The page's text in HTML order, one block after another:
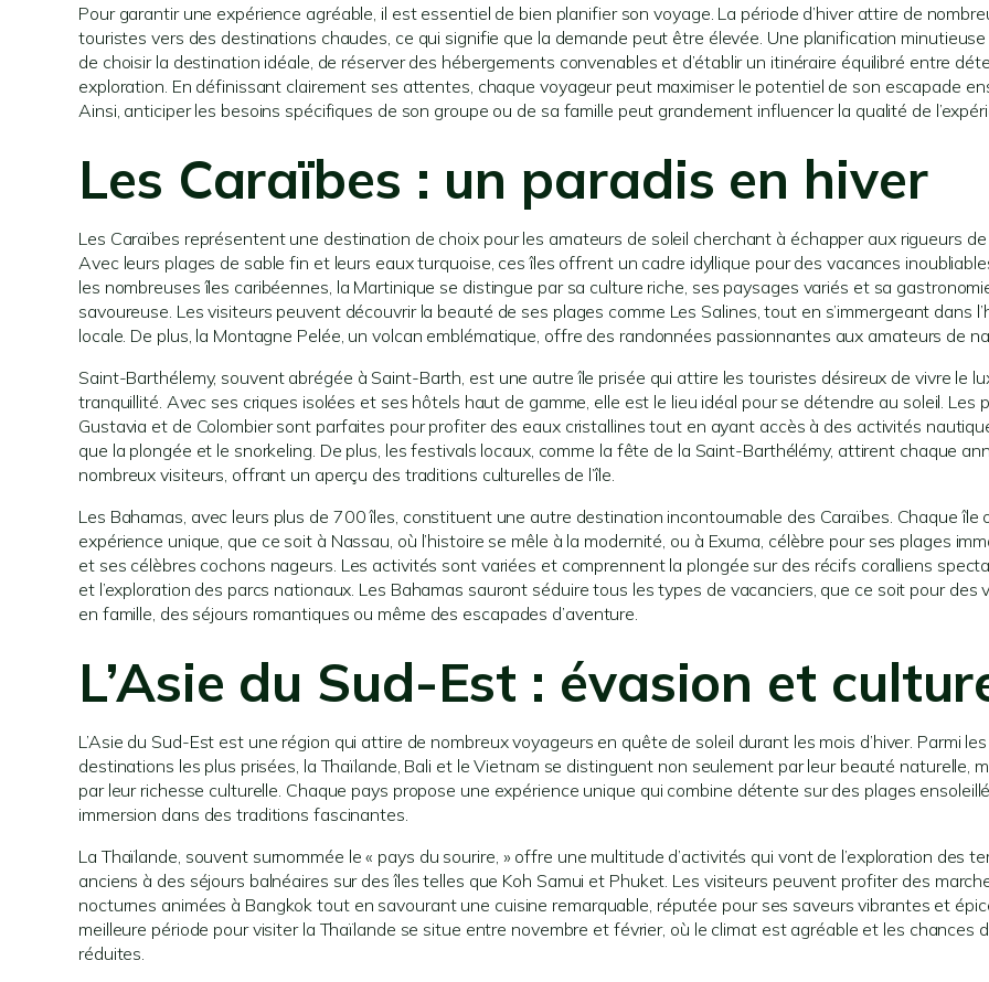
Pour garantir une expérience agréable, il est essentiel de bien planifier son voyage. La période d’hiver attire de
touristes vers des destinations chaudes, ce qui signifie que la demande peut être élevée. Une planification
de choisir la destination idéale, de réserver des hébergements convenables et d’établir un itinéraire équilibré entre
exploration. En définissant clairement ses attentes, chaque voyageur peut maximiser le potentiel de son escapade
Ainsi, anticiper les besoins spécifiques de son groupe ou de sa famille peut grandement influencer la qualité de
Les Caraïbes : un paradis en hiver
Les Caraïbes représentent une destination de choix pour les amateurs de soleil cherchant à échapper aux rigueurs de
Avec leurs plages de sable fin et leurs eaux turquoise, ces îles offrent un cadre idyllique pour des vacances
les nombreuses îles caribéennes, la Martinique se distingue par sa culture riche, ses paysages variés et sa
savoureuse. Les visiteurs peuvent découvrir la beauté de ses plages comme Les Salines, tout en s’immergeant dans
locale. De plus, la Montagne Pelée, un volcan emblématique, offre des randonnées passionnantes aux amateurs de
Saint-Barthélemy, souvent abrégée à Saint-Barth, est une autre île prisée qui attire les touristes désireux de vivre le
tranquillité. Avec ses criques isolées et ses hôtels haut de gamme, elle est le lieu idéal pour se détendre au soleil. Les
Gustavia et de Colombier sont parfaites pour profiter des eaux cristallines tout en ayant accès à des activités
que la plongée et le snorkeling. De plus, les festivals locaux, comme la fête de la Saint-Barthélémy, attirent chaque
nombreux visiteurs, offrant un aperçu des traditions culturelles de l’île.
Les Bahamas, avec leurs plus de 700 îles, constituent une autre destination incontournable des Caraïbes. Chaque île
expérience unique, que ce soit à Nassau, où l’histoire se mêle à la modernité, ou à Exuma, célèbre pour ses plages
et ses célèbres cochons nageurs. Les activités sont variées et comprennent la plongée sur des récifs coralliens
et l’exploration des parcs nationaux. Les Bahamas sauront séduire tous les types de vacanciers, que ce soit pour des
en famille, des séjours romantiques ou même des escapades d’aventure.
L’Asie du Sud-Est : évasion et
L’Asie du Sud-Est est une région qui attire de nombreux voyageurs en quête de soleil durant les mois d’hiver. Parmi les
destinations les plus prisées, la Thaïlande, Bali et le Vietnam se distinguent non seulement par leur beauté naturelle,
par leur richesse culturelle. Chaque pays propose une expérience unique qui combine détente sur des plages
immersion dans des traditions fascinantes.
La Thaïlande, souvent surnommée le « pays du sourire, » offre une multitude d’activités qui vont de l’exploration des
anciens à des séjours balnéaires sur des îles telles que Koh Samui et Phuket. Les visiteurs peuvent profiter des
nocturnes animées à Bangkok tout en savourant une cuisine remarquable, réputée pour ses saveurs vibrantes et
meilleure période pour visiter la Thaïlande se situe entre novembre et février, où le climat est agréable et les chances
réduites.